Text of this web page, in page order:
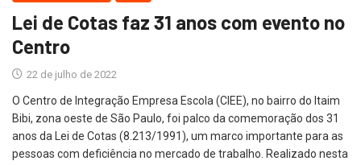
Lei de Cotas faz 31 anos com evento no
Centro
22 de julho de 2022
O Centro de Integração Empresa Escola (CIEE), no bairro do Itaim
Bibi, zona oeste de São Paulo, foi palco da comemoração dos 31
anos da Lei de Cotas (8.213/1991), um marco importante para as
pessoas com deficiência no mercado de trabalho. Realizado nesta